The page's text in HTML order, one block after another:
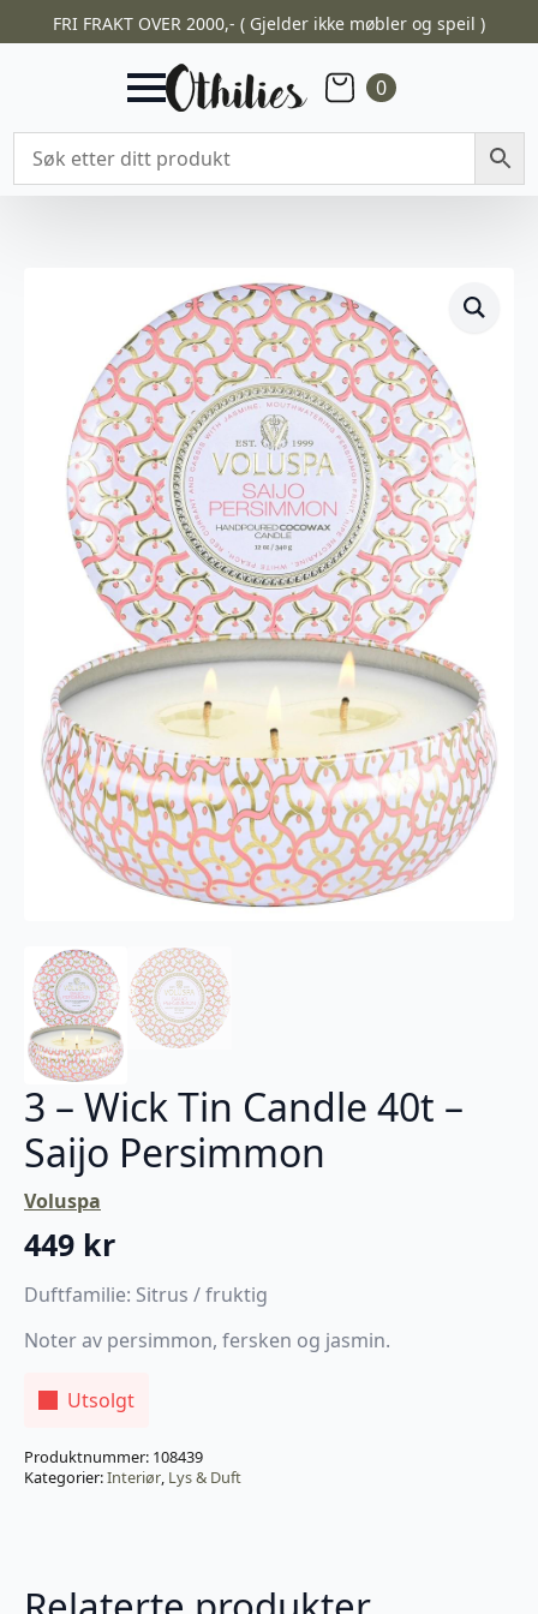
FRI FRAKT OVER 2000,- ( Gjelder ikke møbler og speil )
0
3 – Wick Tin Candle 40t –
Saijo Persimmon
Voluspa
449 kr
Duftfamilie: Sitrus / fruktig
Noter av persimmon, fersken og jasmin.
Utsolgt
Produktnummer: 108439
Kategorier:Interiør, Lys & Duft